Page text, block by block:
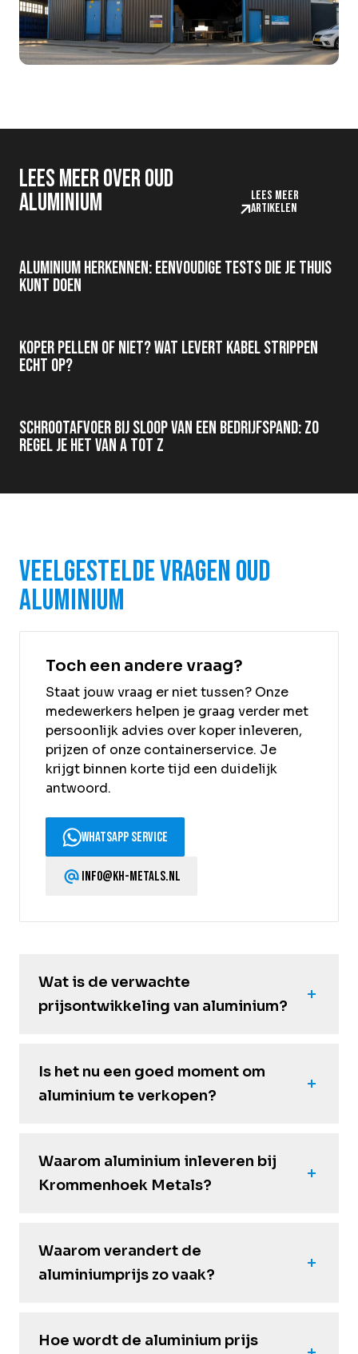
Lees meer over oud
aluminium
Lees meer
artikelen
Aluminium herkennen: eenvoudige tests die je thuis
kunt doen
Koper pellen of niet? Wat levert kabel strippen
echt op?
Schrootafvoer bij sloop van een bedrijfspand: zo
regel je het van A tot Z
Veelgestelde vragen oud
aluminium
Toch een andere vraag?
Staat jouw vraag er niet tussen? Onze
medewerkers helpen je graag verder met
persoonlijk advies over koper inleveren,
prijzen of onze containerservice. Je
krijgt binnen korte tijd een duidelijk
antwoord.
WhatsApp service
info@kh-metals.nl
Wat is de verwachte
prijsontwikkeling van aluminium?
Is het nu een goed moment om
aluminium te verkopen?
Waarom aluminium inleveren bij
Krommenhoek Metals?
Waarom verandert de
aluminiumprijs zo vaak?
Hoe wordt de aluminium prijs